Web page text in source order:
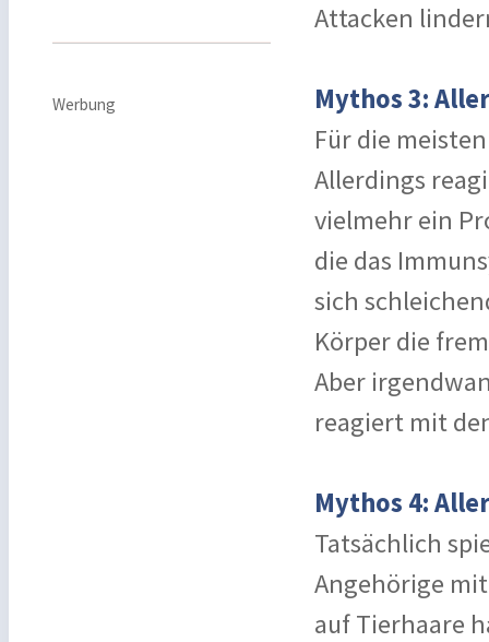
Werbung
Attacken
Mythos 3:
Für die
Allerdings
vielmehr ein
die das
sich
Körper die
Aber
reagiert mit
Mythos 4:
Tatsächlich
Angehörige
auf Tierhaare